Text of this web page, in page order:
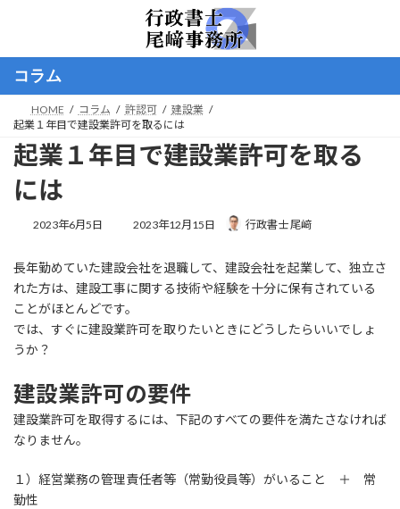
ン
へ
ー
ョ
コラム
HOME コラム 許認可
建設業
起業１年目で建設業許可を取るには
起業１年目で建設業許可を取る
には
2023年6月5日
最
新
日
2023年12月15日 行政書士 尾﨑
長年勤めていた建設会社を退職して、建設会社を起業して、独立さ
れた方は、建設工事に関する技術や経験を十分に保有されている
ことがほとんどです。
では、すぐに建設業許可を取りたいときにどうしたらいいでしょ
うか？
建設業許可の要件
建設業許可を取得するには、下記のすべての要件を満たさなければ
なりません。
１）経営業務の管理責任者等（常勤役員等）がいること ＋ 常
勤性